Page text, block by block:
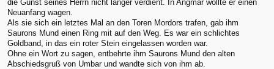
die Gunst seines Herrn nicht länger verdient. In Angmar wollte er einen
Neuanfang wagen.
Als sie sich ein letztes Mal an den Toren Mordors trafen, gab ihm
Saurons Mund einen Ring mit auf den Weg. Es war ein schlichtes
Goldband, in das ein roter Stein eingelassen worden war.
Ohne ein Wort zu sagen, entbehrte ihm Saurons Mund den alten
Abschiedsgruß von Umbar und wandte sich von ihm ab.